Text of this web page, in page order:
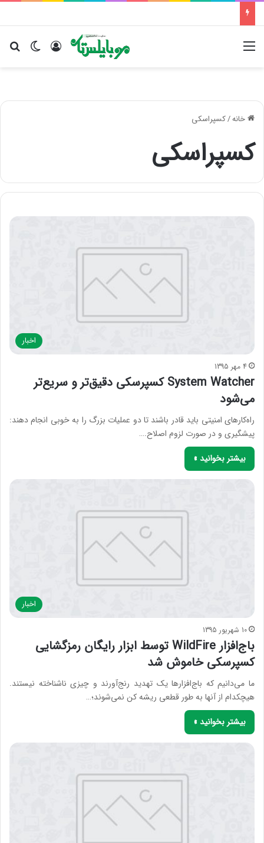
تغییر ورود
خانه/کسپراسکی
کسپراسکی
اخبار
4 مهر 1395
System Watcher کسپرسکی دقیق‌تر و سریع‌تر
می‌‌شود
راه‌کار‌های امنیتی باید قادر باشند تا دو عملیات بزرگ را به خوبی انجام دهند:
پیشگیری و در صورت لزوم اصلاح.…
بیشتر بخوانید »
اخبار
10 شهریور 1395
باج‌‌‌‌افزار WildFire توسط ابزار رایگان رمزگشایی
کسپرسکی خاموش شد
ما می‌‌دانیم که باج‌‌‌‌افزارها یک تهدید رنج‌آورند و چیزی ناشناخته نیستند.
هیچکدام از آنها به طور قطعی ریشه کن نمی‌‌شوند؛…
بیشتر بخوانید »